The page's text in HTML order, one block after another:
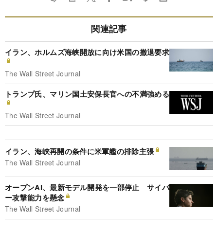
関連記事
イラン、ホルムズ海峡開放に向け米国の撤退要求
The Wall Street Journal
トランプ氏、マリン国土安保長官への不満強める
The Wall Street Journal
イラン、海峡再開の条件に米軍艦の排除主張
The Wall Street Journal
オープンAI、最新モデル開発を一部停止 サイバ
ー攻撃能力を懸念
The Wall Street Journal